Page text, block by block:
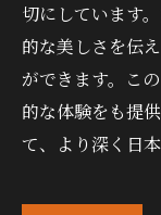
切にしています
的な美しさを伝
ができます。こ
的な体験をも提
て、より深く日